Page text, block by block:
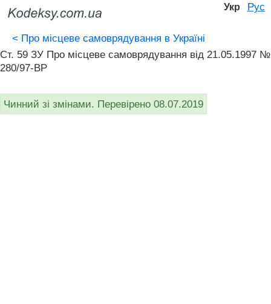
Укр Рус
< Про місцеве самоврядування в Україні
Ст. 59 ЗУ Про місцеве самоврядування вiд 21.05.1997 №
280/97-ВР
Чинний зі змінами. Перевірено 08.07.2019